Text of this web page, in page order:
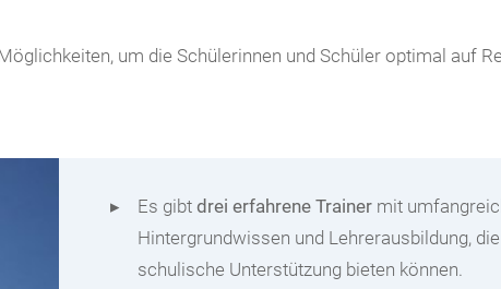
um die Schülerinnen und Schüler optimal auf
Es gibt drei erfahrene Trainer mit
Hintergrundwissen und Lehrerausbildung,
schulische Unterstützung bieten können.